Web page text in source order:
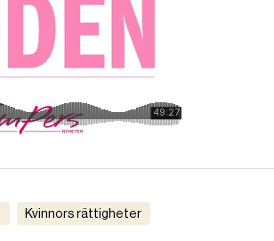
kvinnors rättigheter